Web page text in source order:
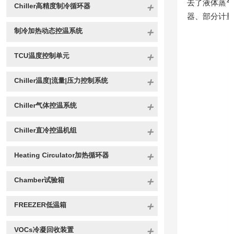
去了液体蒸
器、部分计
Chiller高精度制冷循环器
制冷加热动态控温系统
TCU温度控制单元
Chiller温度|流量|压力控制系统
Chiller气体控温系统
Chiller直冷控温机组
Heating Circulator加热循环器
Chamber试验箱
FREEZER低温箱
VOCs冷凝回收装置